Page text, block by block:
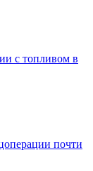
с топливом в
почти